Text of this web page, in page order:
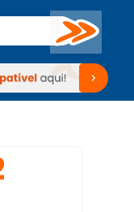
Buscar
TV Venda no KaBuM!
no KaBuM!